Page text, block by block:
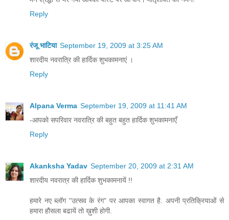
Reply
रंजू भाटिया September 19, 2009 at 3:25 AM
शारदीय नवरात्रि की हार्दिक शुभकामनाएं ।
Reply
Alpana Verma September 19, 2009 at 11:41 AM
-आपको सपरिवार नवरात्रि की बहुत बहुत हार्दिक शुभकामनाएँ
Reply
Akanksha Yadav September 20, 2009 at 2:31 AM
शारदीय नवरात्र की हार्दिक शुभकामनायें !!
हमारे नए ब्लॉग "उत्सव के रंग" पर आपका स्वागत है. अपनी प्रतिक्रियाओं से
हमारा हौसला बढायें तो ख़ुशी होगी.